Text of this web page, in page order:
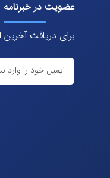
عضویت در خبرنامه
برای دریافت آخرین